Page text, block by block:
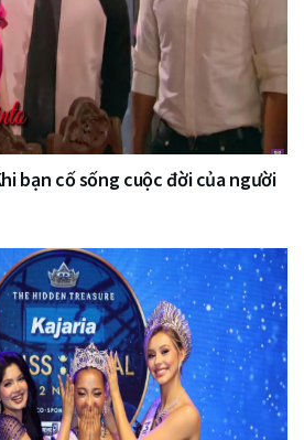
bạn cố sống cuộc đời của người